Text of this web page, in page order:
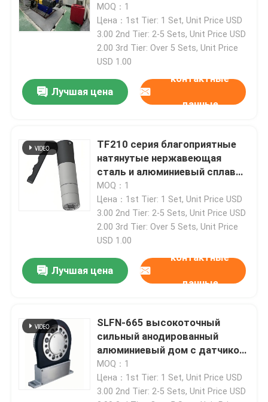
Продукты
Экскурсия по заводу
Контроль качества
Свяжитесь с нами
Новости
Случаи
Силомер вращающего момента
Высокоскоростной силомер
мощности и крутящего
момента
MOQ：1
Цена：1st Tier: 1 Set, Unit Price USD
3.00 2nd Tier: 2-5 Sets, Unit Price USD
2.00 3rd Tier: Over 5 Sets, Unit Price
USD 1.00
Лучшая цена
контактные
данные
TF210 серия благоприятные
натянутые нержавеющая
сталь и алюминиевый сплав
сжатия ручка тип быстрого
соединения сцепления
MOQ：1
Цена：1st Tier: 1 Set, Unit Price USD
3.00 2nd Tier: 2-5 Sets, Unit Price USD
2.00 3rd Tier: Over 5 Sets, Unit Price
USD 1.00
Лучшая цена
контактные
данные
SLFN-665 высокоточный
сильный анодированный
алюминиевый дом с датчиком
крутящего момента
MOQ：1
Цена：1st Tier: 1 Set, Unit Price USD
3.00 2nd Tier: 2-5 Sets, Unit Price USD